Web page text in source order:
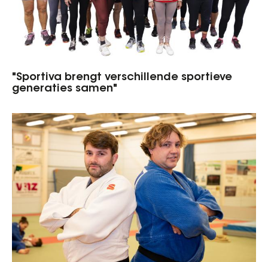
"Sportiva brengt verschillende sportieve
generaties samen"